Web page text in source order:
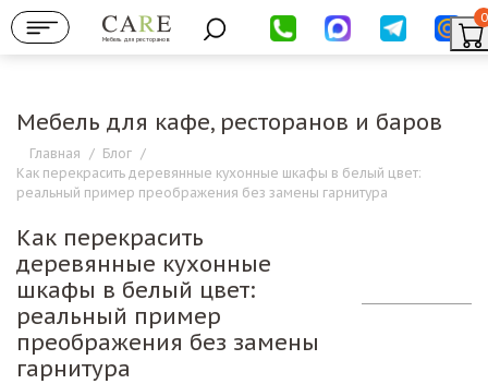
Мебель для ресторанов
0
Мебель для кафе, ресторанов и баров
Главная / Блог /
Как перекрасить деревянные кухонные шкафы в белый цвет:
реальный пример преображения без замены гарнитура
Как перекрасить
деревянные кухонные
шкафы в белый цвет:
реальный пример
преображения без замены
гарнитура